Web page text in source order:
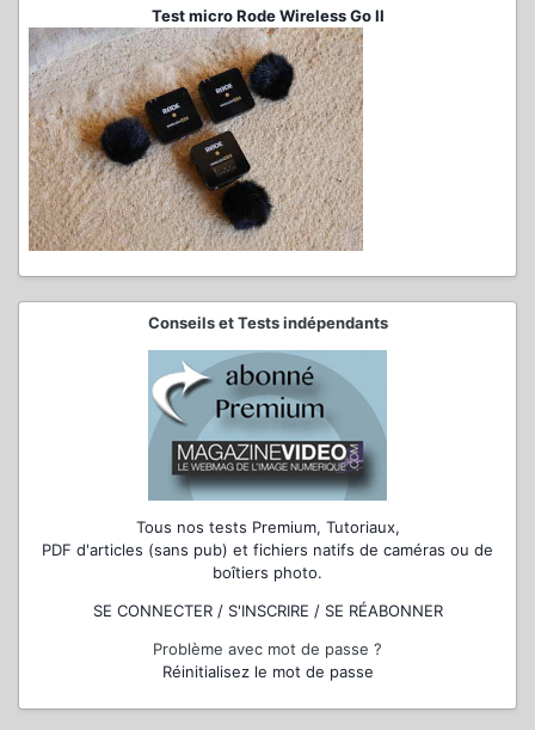
Test micro Rode Wireless Go II
Conseils et Tests indépendants
Tous nos tests Premium, Tutoriaux,
PDF d'articles (sans pub) et fichiers natifs de caméras ou de
boîtiers photo.
SE CONNECTER / S'INSCRIRE / SE RÉABONNER
Problème avec mot de passe ?
Réinitialisez le mot de passe